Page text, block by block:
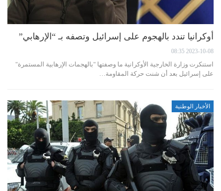
أوكرانيا تندد بالهجوم على إسرائيل وتصفه بـ “الإرهابي”
2023-10-08 08:35
استنكرت وزارة الخارجية الأوكرانية ما وصفتها "بالهجمات الإرهابية المستمرة"
على إسرائيل بعد أن شنت حركة المقاومة…
الأخبار الوطنية